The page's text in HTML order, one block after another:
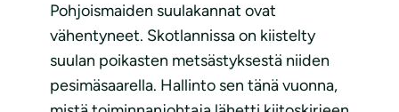
Pohjoismaiden suulakannat ovat
vähentyneet. Skotlannissa on kiistelty
suulan poikasten metsästyksestä niiden
pesimäsaarella. Hallinto sen tänä vuonna,